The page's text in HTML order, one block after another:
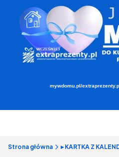
mywdomu.pl/
Strona główna ▸ KARTKA Z